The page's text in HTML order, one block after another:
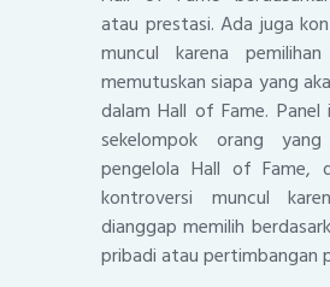
atau prestasi. Ada juga
muncul karena
memutuskan siapa yang
dalam Hall of Fame.
sekelompok orang
pengelola Hall of Fame,
kontroversi muncul
dianggap memilih
pribadi atau pertimbangan